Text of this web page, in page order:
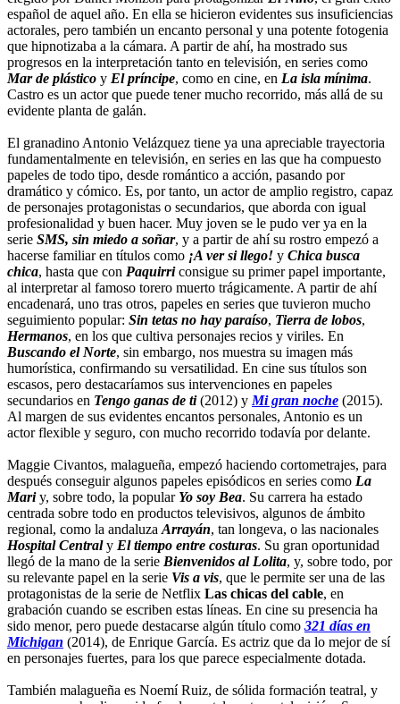
español de aquel año. En ella se hicieron evidentes sus insuficiencias
actorales, pero también un encanto personal y una potente fotogenia
que hipnotizaba a la cámara. A partir de ahí, ha mostrado sus
progresos en la interpretación tanto en televisión, en series como
Mar de plástico y El príncipe, como en cine, en La isla mínima.
Castro es un actor que puede tener mucho recorrido, más allá de su
evidente planta de galán.
El granadino Antonio Velázquez tiene ya una apreciable trayectoria
fundamentalmente en televisión, en series en las que ha compuesto
papeles de todo tipo, desde romántico a acción, pasando por
dramático y cómico. Es, por tanto, un actor de amplio registro, capaz
de personajes protagonistas o secundarios, que aborda con igual
profesionalidad y buen hacer. Muy joven se le pudo ver ya en la
serie SMS, sin miedo a soñar, y a partir de ahí su rostro empezó a
hacerse familiar en títulos como ¡A ver si llego! y Chica busca
chica, hasta que con Paquirri consigue su primer papel importante,
al interpretar al famoso torero muerto trágicamente. A partir de ahí
encadenará, uno tras otros, papeles en series que tuvieron mucho
seguimiento popular: Sin tetas no hay paraíso, Tierra de lobos,
Hermanos, en los que cultiva personajes recios y viriles. En
Buscando el Norte, sin embargo, nos muestra su imagen más
humorística, confirmando su versatilidad. En cine sus títulos son
escasos, pero destacaríamos sus intervenciones en papeles
secundarios en Tengo ganas de ti(2012) y Mi gran noche (2015).
Al margen de sus evidentes encantos personales, Antonio es un
actor flexible y seguro, con mucho recorrido todavía por delante.
Maggie Civantos, malagueña, empezó haciendo cortometrajes, para
después conseguir algunos papeles episódicos en series como La
Mariy, sobre todo, la popular Yo soy Bea. Su carrera ha estado
centrada sobre todo en productos televisivos, algunos de ámbito
regional, como la andaluza Arrayán, tan longeva, o las nacionales
Hospital Centraly El tiempo entre costuras. Su gran oportunidad
llegó de la mano de la serie Bienvenidos al Lolita, y, sobre todo, por
su relevante papel en la serie Vis a vis, que le permite ser una de las
protagonistas de la serie de Netflix Las chicas del cable, en
grabación cuando se escriben estas líneas. En cine su presencia ha
sido menor, pero puede destacarse algún título como 321 días en
Michigan (2014), de Enrique García. Es actriz que da lo mejor de sí
en personajes fuertes, para los que parece especialmente dotada.
También malagueña es Noemí Ruiz, de sólida formación teatral, y